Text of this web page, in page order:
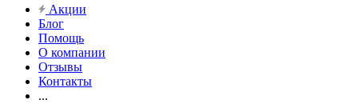
Акции
Блог
Помощь
О компании
Отзывы
Контакты
...